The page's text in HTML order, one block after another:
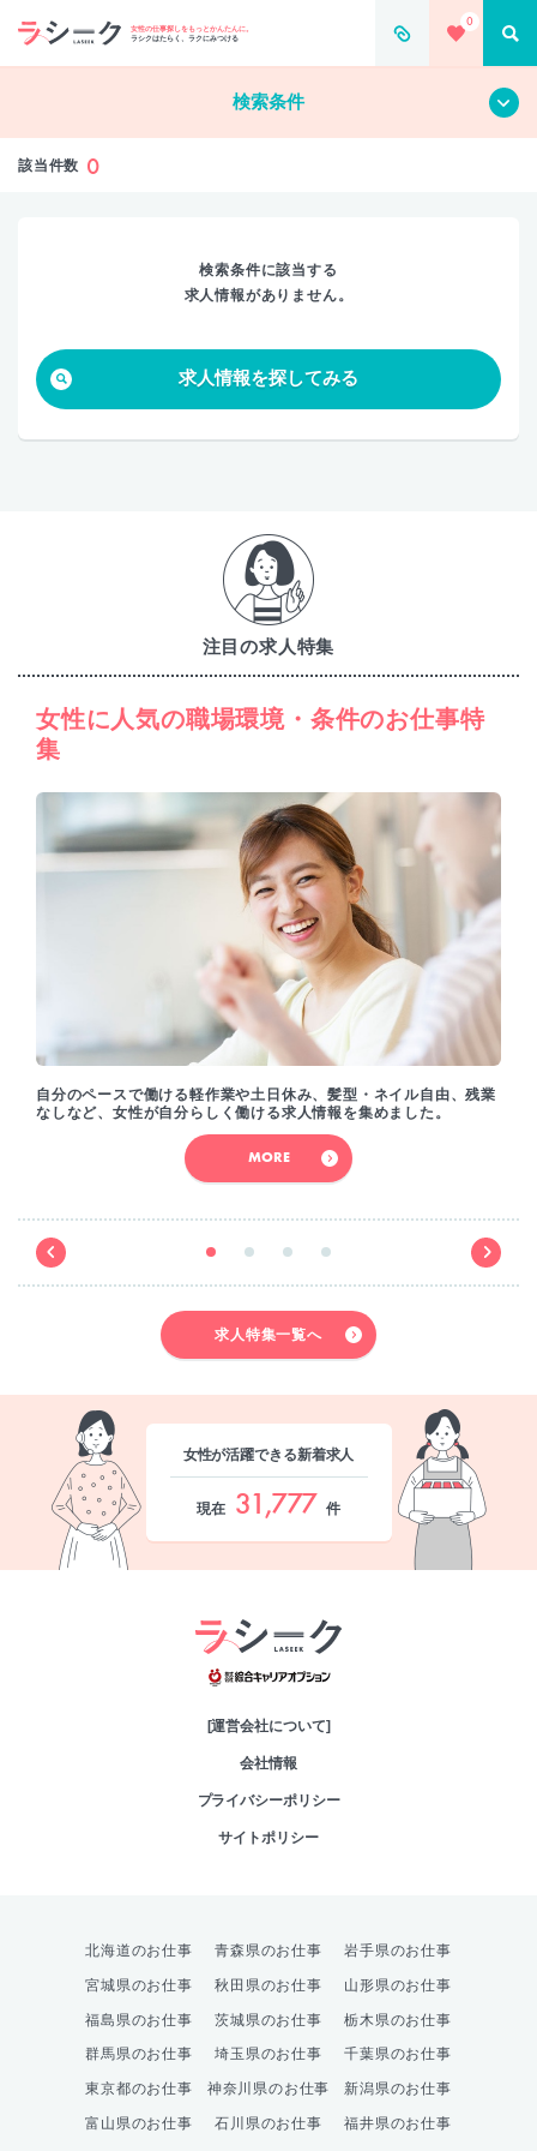
女性の仕事探しをもっとかんたんに。
ラシクはたらく、ラクにみつける
0
すべて
検索条件
該当件数 0
検索条件に該当する
求人情報がありません。
求人情報を探してみる
注目の求人特集
女性に人気の職場環境・条件のお仕事特
集
自分のペースで働ける軽作業や土日休み、髪型・ネイル自由、残業
なしなど、女性が自分らしく働ける求人情報を集めました。
MORE
求人特集一覧へ
女性が活躍できる新着求人
現在 31,777 件
[運営会社について]
会社情報
プライバシーポリシー
サイトポリシー
北海道のお仕事 青森県のお仕事 岩手県のお仕事
宮城県のお仕事 秋田県のお仕事 山形県のお仕事
福島県のお仕事 茨城県のお仕事 栃木県のお仕事
群馬県のお仕事 埼玉県のお仕事 千葉県のお仕事
東京都のお仕事 神奈川県のお仕事 新潟県のお仕事
富山県のお仕事 石川県のお仕事 福井県のお仕事